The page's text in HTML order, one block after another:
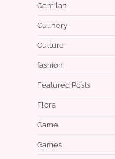
Cemilan
Culinery
Culture
fashion
Featured Posts
Flora
Game
Games